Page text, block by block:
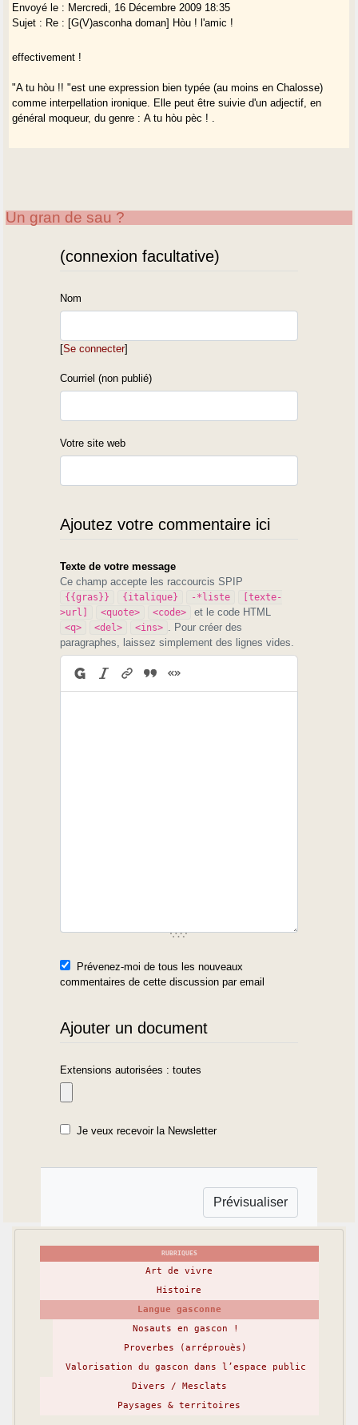
Envoyé le : Mercredi, 16 Décembre 2009 18:35
Sujet : Re : [G(V)asconha doman] Hòu ! l'amic !
effectivement !
"A tu hòu !! "est une expression bien typée (au moins en Chalosse)
comme interpellation ironique. Elle peut être suivie d'un adjectif, en
général moqueur, du genre : A tu hòu pèc ! .
Un gran de sau ?
(connexion facultative)
Nom
[Se connecter]
Courriel (non publié)
Votre site web
Ajoutez votre commentaire ici
Texte de votre message
Ce champ accepte les raccourcis SPIP
{{gras}} {italique} -*liste
[texte-
>url]
<quote> <code> et le code HTML
<q> <del> <ins>
. Pour créer des
paragraphes, laissez simplement des lignes vides.
Prévenez-moi de tous les nouveaux
commentaires de cette discussion par email
Ajouter un document
Extensions autorisées : toutes
Je veux recevoir la Newsletter
RUBRIQUES
Art de vivre
Histoire
Langue gasconne
Nosauts en gascon !
Proverbes (arréprouès)
Valorisation du gascon dans l’espace public
Divers / Mesclats
Paysages & territoires